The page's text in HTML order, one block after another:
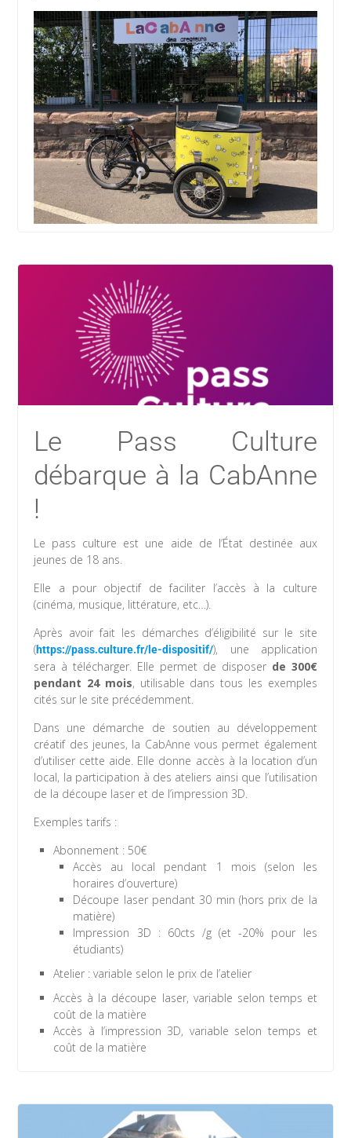
Le Pass Culture
débarque à la CabAnne
!
Le pass culture est une aide de l’État destinée aux
jeunes de 18 ans.
Elle a pour objectif de faciliter l’accès à la culture
(cinéma, musique, littérature, etc…).
Après avoir fait les démarches d’éligibilité sur le site
(https://pass.culture.fr/le-dispositif/), une application
sera à télécharger. Elle permet de disposer de 300€
pendant 24 mois, utilisable dans tous les exemples
cités sur le site précédemment.
Dans une démarche de soutien au développement
créatif des jeunes, la CabAnne vous permet également
d’utiliser cette aide. Elle donne accès à la location d’un
local, la participation à des ateliers ainsi que l’utilisation
de la découpe laser et de l’impression 3D.
Exemples tarifs :
Abonnement : 50€
Accès au local pendant 1 mois (selon les
horaires d’ouverture)
Découpe laser pendant 30 min (hors prix de la
matière)
Impression 3D : 60cts /g (et -20% pour les
étudiants)
Atelier : variable selon le prix de l’atelier
Accès à la découpe laser, variable selon temps et
coût de la matière
Accès à l’impression 3D, variable selon temps et
coût de la matière